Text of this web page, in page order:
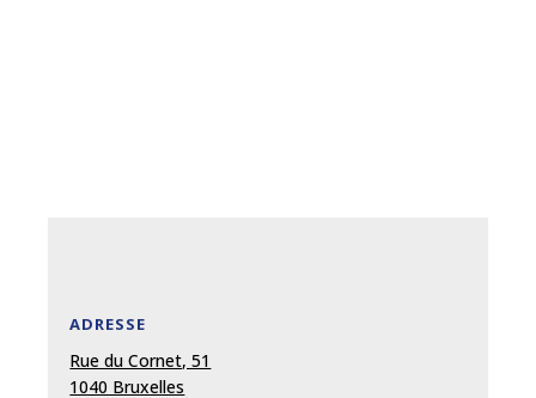
ADRESSE
Rue du Cornet, 51
1040 Bruxelles